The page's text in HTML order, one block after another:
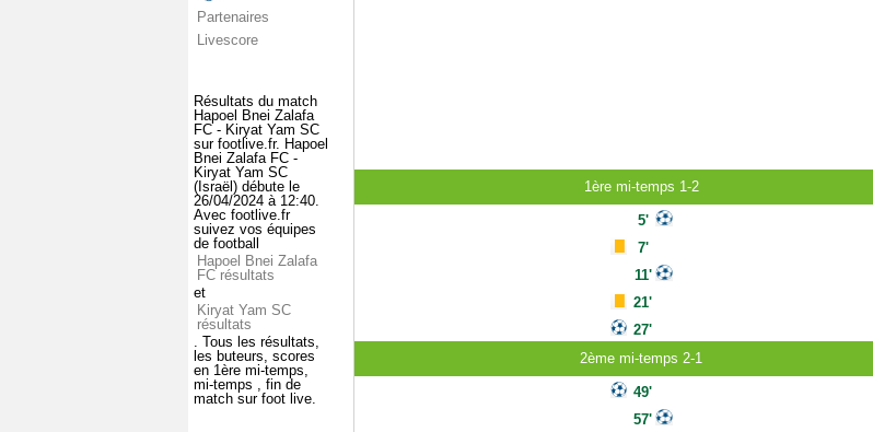
Partenaires
Livescore
Résultats du match
Hapoel Bnei Zalafa
FC - Kiryat Yam SC
sur footlive.fr. Hapoel
Bnei Zalafa FC -
Kiryat Yam SC
(Israël) débute le
26/04/2024 à 12:40.
Avec footlive.fr
suivez vos équipes
de football
Hapoel Bnei Zalafa
FC résultats
et
Kiryat Yam SC
résultats
. Tous les résultats,
les buteurs, scores
en 1ère mi-temps,
mi-temps , fin de
match sur foot live.
1ère mi-temps 1-2
5'
7'
11'
21'
27'
2ème mi-temps 2-1
49'
57'